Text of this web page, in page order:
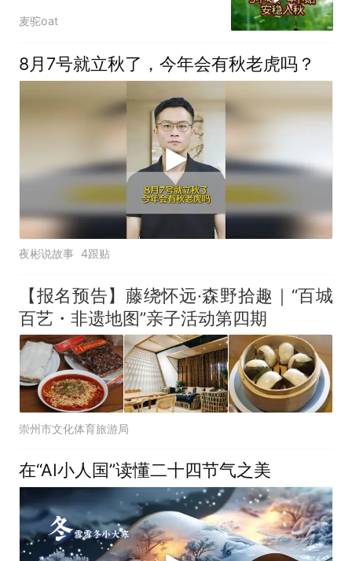
不贴，安稳入秋
麦驼oat
8月7号就立秋了，今年会有秋老虎吗？
夜彬说故事 4跟贴
【报名预告】藤绕怀远·森野拾趣｜“百城
百艺・非遗地图”亲子活动第四期
崇州市文化体育旅游局
在“AI小人国”读懂二十四节气之美